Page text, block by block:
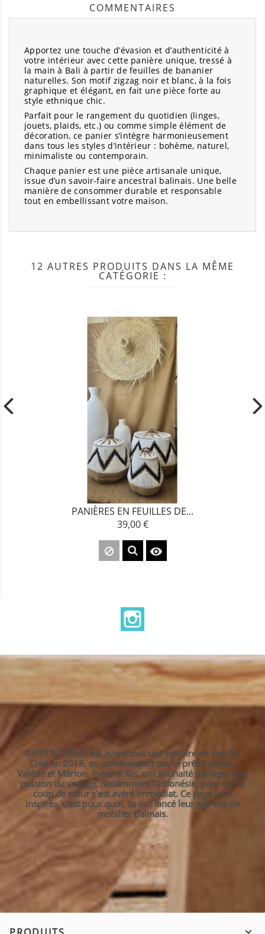
COMMENTAIRES
Apportez une touche d’évasion et d’authenticité à
votre intérieur avec cette panière unique, tressé à
la main à Bali à partir de feuilles de bananier
naturelles. Son motif zigzag noir et blanc, à la fois
graphique et élégant, en fait une pièce forte au
style ethnique chic.
Parfait pour le rangement du quotidien (linges,
jouets, plaids, etc.) ou comme simple élément de
décoration, ce panier s’intègre harmonieusement
dans tous les styles d’intérieur : bohème, naturel,
minimaliste ou contemporain.
Chaque panier est une pièce artisanale unique,
issue d’un savoir-faire ancestral balinais. Une belle
manière de consommer durable et responsable
tout en embellissant votre maison.
12 AUTRES PRODUITS DANS LA MÊME
CATÉGORIE :
PANIÈRES EN FEUILLES DE...
Prix
39,00 €

GIPSY BOHÈME est avant tout une histoire de famille.
Créé en 2018, en commençant par le prêt à porter,
Valérie et Marlon, mère et fils, ont souhaité partager leur
passion du voyage. Notamment l'Indonésie, pour qui le
coup de cœur s'est avéré immédiat. Ce pays les a
inspirés, c'est pour quoi, ils ont lancé leur gamme de
mobilier Balinais.